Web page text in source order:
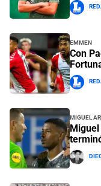
Emmen
Con
Miguel